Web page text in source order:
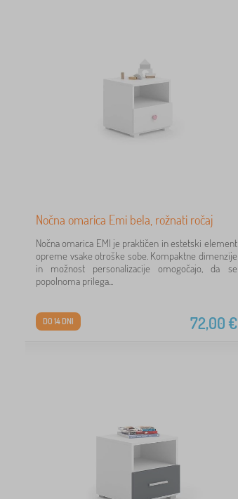
Nočna omarica Emi bela, rožnati ročaj
Nočna omarica EMI je praktičen in estetski element
opreme vsake otroške sobe. Kompaktne dimenzije
in možnost personalizacije omogočajo, da se
popolnoma prilega...
72,00€
DO 14 DNI